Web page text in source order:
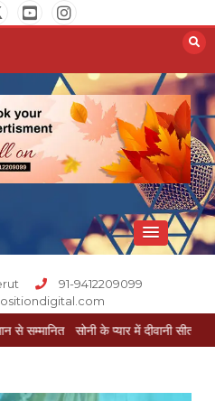
91-9412209099
सोनी के प्यार में दीवानी सीता पहुंची मेरठ सोनी